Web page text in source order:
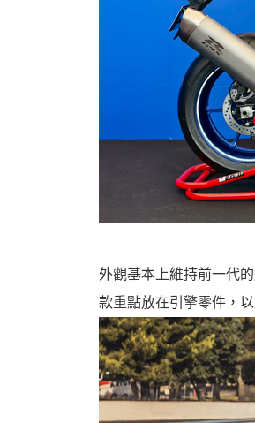
車
外觀基本上維持前一代
款重點放在引擎零件，